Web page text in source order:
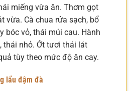
miếng vừa ăn. Thơm gọt
vừa. Cà chua rửa sạch, bổ
bóc vỏ, thái múi cau. Hành
thái nhỏ. Ớt tươi thái lát
tùy theo mức độ ăn cay.
lẩu đậm đà